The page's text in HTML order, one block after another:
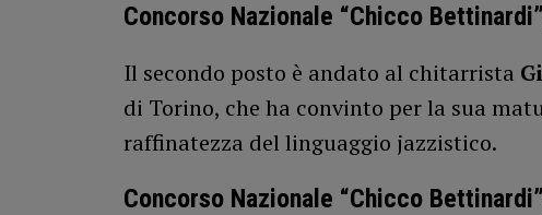
Concorso Nazionale “Chicco
Il secondo posto è andato al chitarrista
di Torino, che ha convinto per la sua
raffinatezza del linguaggio jazzistico.
Concorso Nazionale “Chicco